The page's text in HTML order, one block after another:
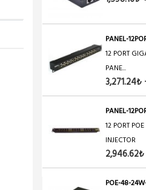
PANEL-
12 PORT
PANE...
3,271.24₺
PANEL-
12 PORT
INJECTOR
POE-48-